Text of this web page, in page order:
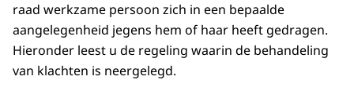
raad werkzame persoon zich in een bepaalde
aangelegenheid jegens hem of haar heeft gedragen.
Hieronder leest u de regeling waarin de behandeling
van klachten is neergelegd.